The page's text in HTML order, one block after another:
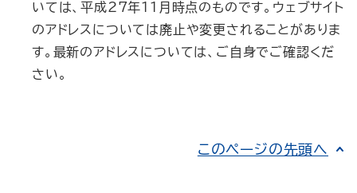
いては、平成27年11月時点のものです。ウェブサイト
のアドレスについては廃止や変更されることがありま
す。最新のアドレスについては、ご自身でご確認くだ
さい。
このページの先頭へ